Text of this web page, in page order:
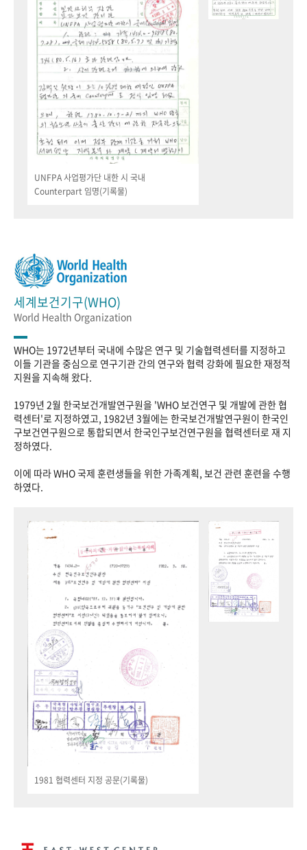
UNFPA 사업평가단 내한 시 국내
Counterpart 임명(기록물)
세계보건기구(WHO)
World Health Organization
WHO는 1972년부터 국내에 수많은 연구 및 기술협력센터를 지정하고
이들 기관을 중심으로 연구기관 간의 연구와 협력 강화에 필요한 재정적
지원을 지속해 왔다.
1979년 2월 한국보건개발연구원을 'WHO 보건연구 및 개발에 관한 협
력센터'로 지정하였고, 1982년 3월에는 한국보건개발연구원이 한국인
구보건연구원으로 통합되면서 한국인구보건연구원을 협력센터로 재 지
정하였다.
이에 따라 WHO 국제 훈련생들을 위한 가족계획, 보건 관련 훈련을 수행
하였다.
1981 협력센터 지정 공문(기록물)